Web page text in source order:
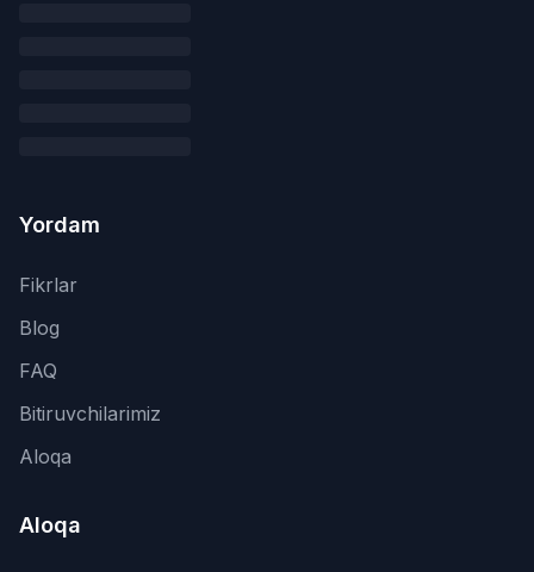
Yordam
Fikrlar
Blog
FAQ
Bitiruvchilarimiz
Aloqa
Aloqa